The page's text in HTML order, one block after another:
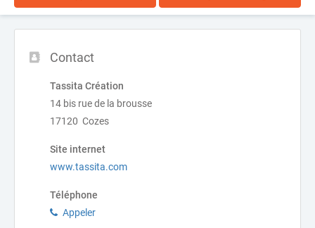
Contact
Tassita Création
14 bis rue de la brousse
17120 Cozes
Site internet
www.tassita.com
Téléphone
Appeler